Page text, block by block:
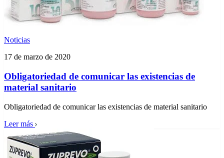
Noticias
17 de marzo de 2020
Obligatoriedad de comunicar las existencias de
material sanitario
Obligatoriedad de comunicar las existencias de material sanitario
Leer más